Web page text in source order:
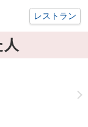
レストラン